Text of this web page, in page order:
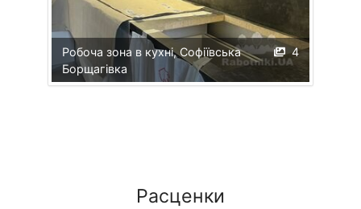
4
Робоча зона в кухні, Софіївська
Борщагівка
Расценки